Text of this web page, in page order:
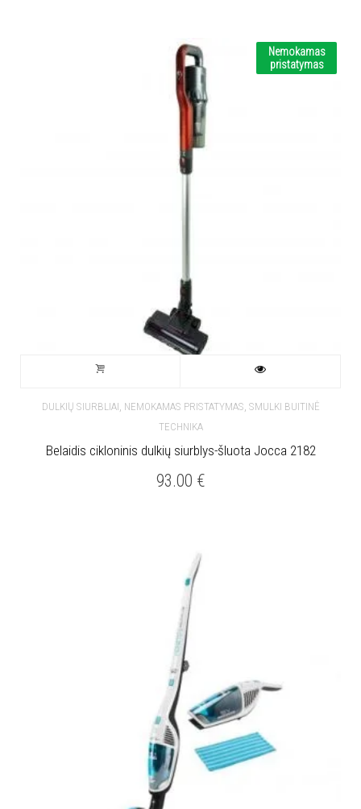
Nemokamas
pristatymas
DULKIŲ SIURBLIAI, NEMOKAMAS PRISTATYMAS, SMULKI BUITINĖ
TECHNIKA
Belaidis cikloninis dulkių siurblys-šluota Jocca 2182
93.00 €